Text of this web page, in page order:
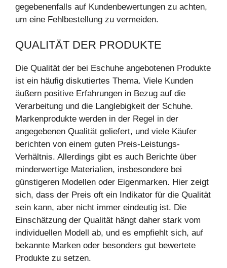
gegebenenfalls auf Kundenbewertungen zu achten,
um eine Fehlbestellung zu vermeiden.
QUALITÄT DER PRODUKTE
Die Qualität der bei Eschuhe angebotenen Produkte
ist ein häufig diskutiertes Thema. Viele Kunden
äußern positive Erfahrungen in Bezug auf die
Verarbeitung und die Langlebigkeit der Schuhe.
Markenprodukte werden in der Regel in der
angegebenen Qualität geliefert, und viele Käufer
berichten von einem guten Preis-Leistungs-
Verhältnis. Allerdings gibt es auch Berichte über
minderwertige Materialien, insbesondere bei
günstigeren Modellen oder Eigenmarken. Hier zeigt
sich, dass der Preis oft ein Indikator für die Qualität
sein kann, aber nicht immer eindeutig ist. Die
Einschätzung der Qualität hängt daher stark vom
individuellen Modell ab, und es empfiehlt sich, auf
bekannte Marken oder besonders gut bewertete
Produkte zu setzen.